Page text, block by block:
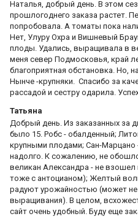
Наталья, добрый день. В этом
прошлогоднего заказа растет.
попробовала. А томаты пока
Нет, Улуру Охра и Вишневый
плоды. Удались, выращивала в
меня север Подмосковья, край
благоприятная обстановка. Но,
Нынче -крупняки. Спасибо за
рассадой и сестру одарила.
Татьяна
Добрый день. Из заказанных за
было 15. Робс - обалденный;
крупными плодами; Сан-Марцано
надолго. К сожалению, не
великан Александра - не взошел
тоже с антоцианом); Желтый
радуют урожайностью (может не
выращивания). В целом,
сайт очень удобный. Буду еще